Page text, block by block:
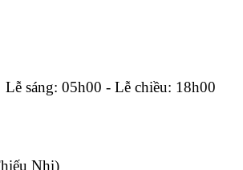
sáng: 05h00 - Lễ chiều: 18h00
Nhi)